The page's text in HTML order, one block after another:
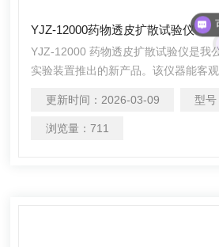
YJZ-12000药物透皮扩散试验仪
YJZ-12000 药物透皮扩散试验仪是我
实验装置推出的新产品。该仪器能客
物活体皮肤在规定的溶剂中渗透的速
科学的方法筛选具有透皮吸收条件的
认可的药物透皮释放度的标准检测方
更新时间： 2026-03-09 型号
浏览量： 711